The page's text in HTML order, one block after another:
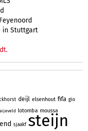
in Stuttgart
deijl elsenhout fifa gio
lotomba moussa
sjaakf steijn